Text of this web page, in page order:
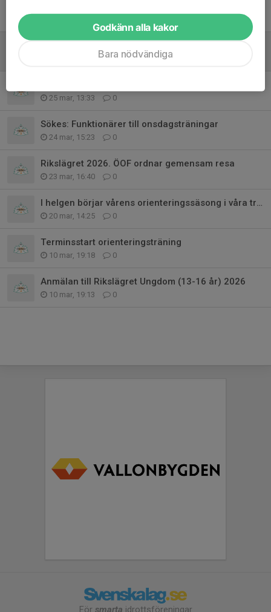
0
25 mar, 13:33 0
Sökes: Funktionärer till onsdagsträningar
24 mar, 15:23 0
Rikslägret 2026. ÖOF ordnar gemensam resa
23 mar, 16:40 0
I helgen börjar vårens orienteringssäsong i våra trakter
20 mar, 14:25 0
Terminsstart orienteringsträning
10 mar, 19:18 0
Anmälan till Rikslägret Ungdom (13-16 år) 2026
10 mar, 19:13 0
För smarta idrottsföreningar
Godkänn alla kakor
Bara nödvändiga